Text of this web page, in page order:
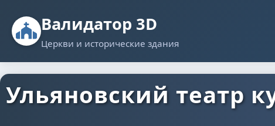
Валидатор 3D
Церкви и исторические здания
Ульяновский театр